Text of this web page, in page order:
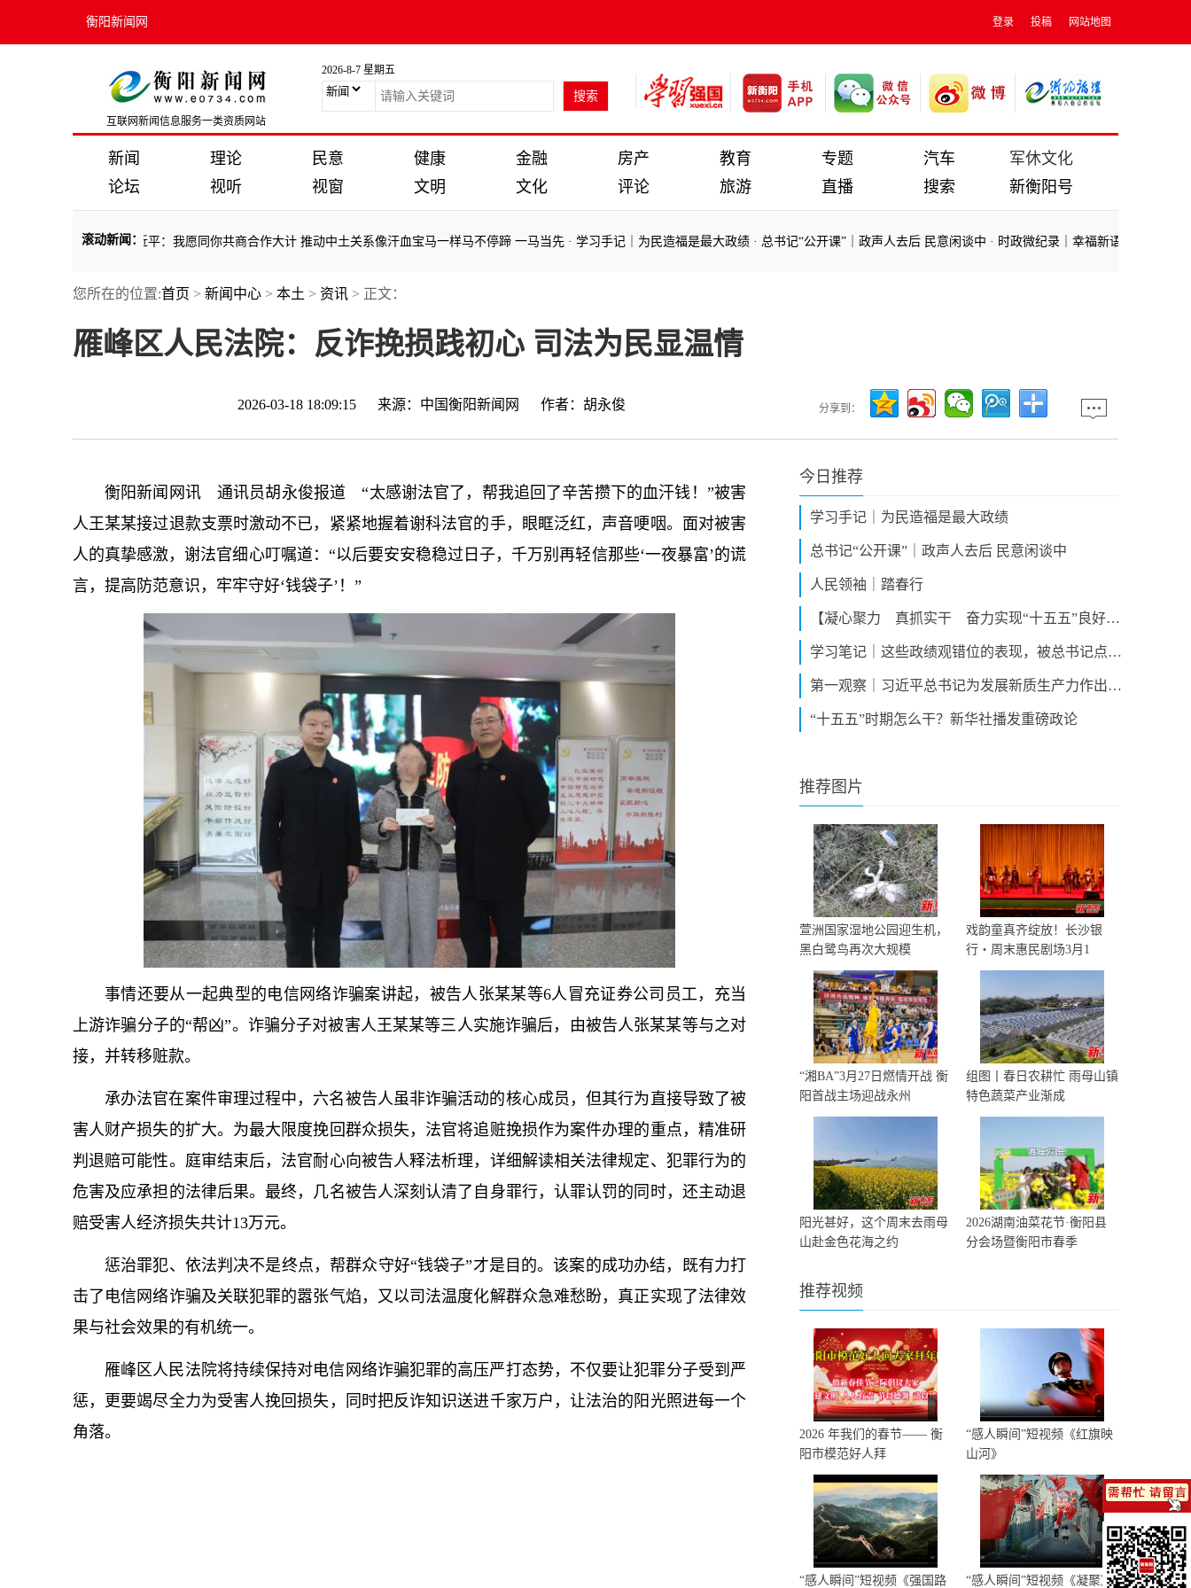
衡阳新闻网 登录 投稿 网站地图
互联网新闻信息服务一类资质网站
2026-8-7 星期五
新闻 理论 民意 健康 金融 房产 教育 专题 汽车
军休文化
论坛
视听 视窗 文明 文化 评论 旅游 直播 搜索 新衡阳号
滚动新闻 ：
立正确政绩观”·习近平：我愿同你共商合作大计 推动中土关系像汗血宝马一样马不停蹄 一马当先·学习手记｜为民造福是最大政绩·总书记“公开课”｜政声人去后 民意闲谈中·时政微纪录｜幸福新语——总书记称赞
立正确政绩观” · 习近平：我愿同你共商合作大计 推动中土关系像汗血宝马一样马不停蹄 一马当先
您所在的位置:首页 > 新闻中心 > 本土 > 资讯 > 正文：
雁峰区人民法院：反诈挽损践初心 司法为民显温情
2026-03-18 18:09:15 来源： 中国衡阳新闻网 作者：胡永俊 分享到：
衡阳新闻网讯 通讯员胡永俊报道 “太感谢法官了，帮我追回了辛苦攒下的血汗钱！”被害
人王某某接过退款支票时激动不已，紧紧地握着谢科法官的手，眼眶泛红，声音哽咽。面对被害
人的真挚感激，谢法官细心叮嘱道：“以后要安安稳稳过日子，千万别再轻信那些‘一夜暴富’的谎
言，提高防范意识，牢牢守好‘钱袋子’！”
事情还要从一起典型的电信网络诈骗案讲起，被告人张某某等6人冒充证券公司员工，充当
上游诈骗分子的“帮凶”。诈骗分子对被害人王某某等三人实施诈骗后，由被告人张某某等与之对
接，并转移赃款。
承办法官在案件审理过程中，六名被告人虽非诈骗活动的核心成员，但其行为直接导致了被
害人财产损失的扩大。为最大限度挽回群众损失，法官将追赃挽损作为案件办理的重点，精准研
判退赔可能性。庭审结束后，法官耐心向被告人释法析理，详细解读相关法律规定、犯罪行为的
危害及应承担的法律后果。最终，几名被告人深刻认清了自身罪行，认罪认罚的同时，还主动退
赔受害人经济损失共计13万元。
惩治罪犯、依法判决不是终点，帮群众守好“钱袋子”才是目的。该案的成功办结，既有力打
击了电信网络诈骗及关联犯罪的嚣张气焰，又以司法温度化解群众急难愁盼，真正实现了法律效
果与社会效果的有机统一。
雁峰区人民法院将持续保持对电信网络诈骗犯罪的高压严打态势，不仅要让犯罪分子受到严
惩，更要竭尽全力为受害人挽回损失，同时把反诈知识送进千家万户，让法治的阳光照进每一个
角落。
今日推荐
学习手记｜为民造福是最大政绩
总书记“公开课”｜政声人去后 民意闲谈中
人民领袖｜踏春行
【凝心聚力 真抓实干 奋力实现“十五五”良好开局】全面布局未来产业 激活高质量发展新动能
学习笔记｜这些政绩观错位的表现，被总书记点名批评
第一观察｜习近平总书记为发展新质生产力作出新指引
“十五五”时期怎么干？新华社播发重磅政论
推荐图片
萱洲国家湿地公园迎生机，
黑白鹭鸟再次大规模
戏韵童真齐绽放！长沙银
行・周末惠民剧场3月1
“湘BA”3月27日燃情开战 衡
阳首战主场迎战永州
组图丨春日农耕忙 雨母山镇
特色蔬菜产业渐成
阳光甚好，这个周末去雨母
山赴金色花海之约
2026湖南油菜花节·衡阳县
分会场暨衡阳市春季
推荐视频
2026 年我们的春节—— 衡
阳市模范好人拜
“感人瞬间”短视频《红旗映
山河》
“感人瞬间”短视频《强国路 “感人瞬间”短视频《凝聚》